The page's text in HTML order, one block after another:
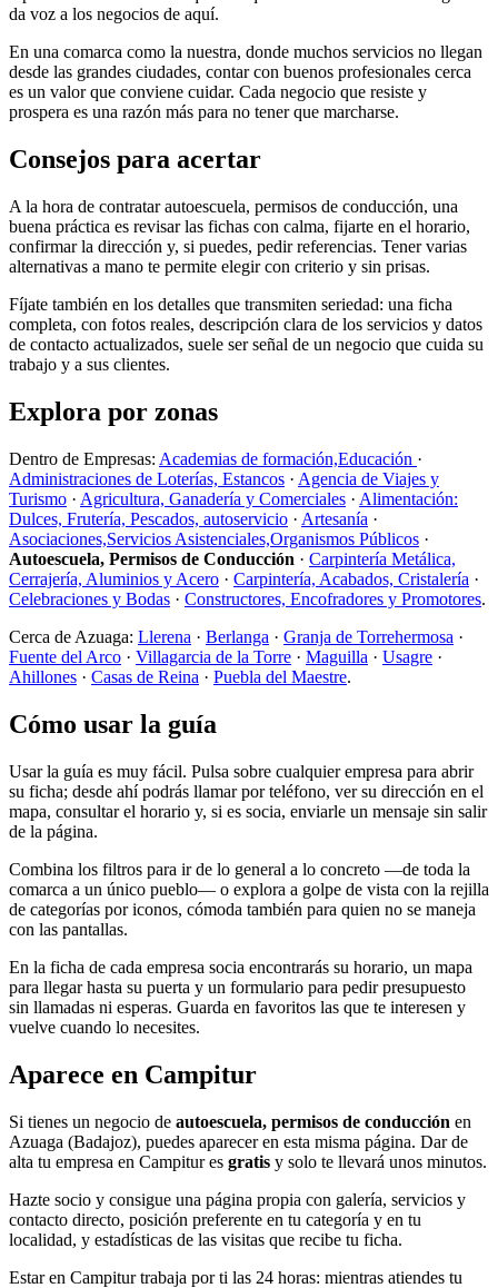
da voz a los negocios de aquí.
En una comarca como la nuestra, donde muchos servicios no llegan
desde las grandes ciudades, contar con buenos profesionales cerca
es un valor que conviene cuidar. Cada negocio que resiste y
prospera es una razón más para no tener que marcharse.
Consejos para acertar
A la hora de contratar autoescuela, permisos de conducción, una
buena práctica es revisar las fichas con calma, fijarte en el horario,
confirmar la dirección y, si puedes, pedir referencias. Tener varias
alternativas a mano te permite elegir con criterio y sin prisas.
Fíjate también en los detalles que transmiten seriedad: una ficha
completa, con fotos reales, descripción clara de los servicios y datos
de contacto actualizados, suele ser señal de un negocio que cuida su
trabajo y a sus clientes.
Explora por zonas
Dentro de Empresas: Academias de formación,Educación ·
Administraciones de Loterías, Estancos · Agencia de Viajes y
Turismo · Agricultura, Ganadería y Comerciales · Alimentación:
Dulces, Frutería, Pescados, autoservicio · Artesanía ·
Asociaciones,Servicios Asistenciales,Organismos Públicos ·
Autoescuela, Permisos de Conducción · Carpintería Metálica,
Cerrajería, Aluminios y Acero · Carpintería, Acabados, Cristalería ·
Celebraciones y Bodas · Constructores, Encofradores y Promotores.
Cerca de Azuaga: Llerena · Berlanga · Granja de Torrehermosa ·
Fuente del Arco · Villagarcia de la Torre · Maguilla · Usagre ·
Ahillones · Casas de Reina · Puebla del Maestre.
Cómo usar la guía
Usar la guía es muy fácil. Pulsa sobre cualquier empresa para abrir
su ficha; desde ahí podrás llamar por teléfono, ver su dirección en el
mapa, consultar el horario y, si es socia, enviarle un mensaje sin salir
de la página.
Combina los filtros para ir de lo general a lo concreto —de toda la
comarca a un único pueblo— o explora a golpe de vista con la rejilla
de categorías por iconos, cómoda también para quien no se maneja
con las pantallas.
En la ficha de cada empresa socia encontrarás su horario, un mapa
para llegar hasta su puerta y un formulario para pedir presupuesto
sin llamadas ni esperas. Guarda en favoritos las que te interesen y
vuelve cuando lo necesites.
Aparece en Campitur
Si tienes un negocio de autoescuela, permisos de conducción en
Azuaga (Badajoz), puedes aparecer en esta misma página. Dar de
alta tu empresa en Campitur es gratis y solo te llevará unos minutos.
Hazte socio y consigue una página propia con galería, servicios y
contacto directo, posición preferente en tu categoría y en tu
localidad, y estadísticas de las visitas que recibe tu ficha.
Estar en Campitur trabaja por ti las 24 horas: mientras atiendes tu